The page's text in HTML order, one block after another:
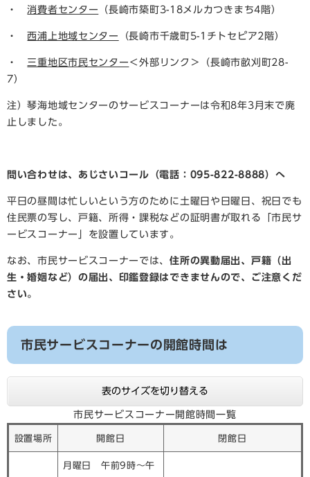
・消費者センター （長崎市築町3-18メルカつきまち4階）
・ 西浦上地域センター （長崎市千歳町5-1チトセピア2階）
・ 三重地区市民センター ＜外部リンク＞
（長崎市畝刈町28-
7）
注）琴海地域センターのサービスコーナーは令和8年3月末で廃
止しました。
問い合わせは、あじさいコール（電話：095-822-8888）へ
平日の昼間は忙しいという方のために土曜日や日曜日、祝日でも
住民票の写し、戸籍、所得・課税などの証明書が取れる「市民サ
ービスコーナー」を設置しています。
なお、市民サービスコーナーでは、住所の異動届出、戸籍（出
生・婚姻など）の届出、印鑑登録はできませんので、ご注意くだ
さい。
市民サービスコーナーの開館時間は
表のサイズを切り替える
市民サービスコーナー開館時間一覧
設置場所 開館日 閉館日
月曜日 午前9時～午